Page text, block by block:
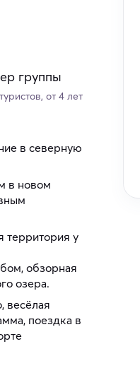
группы
от 4 лет
в северную
в новом
территория у
обзорная
озера.
весёлая
поездка в